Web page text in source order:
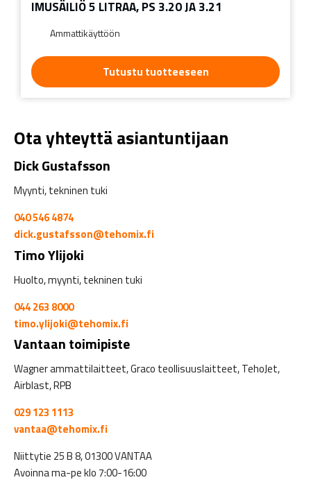
IMUSÄILIÖ 5 LITRAA, PS 3.20 JA 3.21
Ammattikäyttöön
Tutustu tuotteeseen
Ota yhteyttä asiantuntijaan
Dick Gustafsson
Myynti, tekninen tuki
040 546 4874
dick.gustafsson@tehomix.fi
Timo Ylijoki
Huolto, myynti, tekninen tuki
044 263 8000
timo.ylijoki@tehomix.fi
Vantaan toimipiste
Wagner ammattilaitteet, Graco teollisuuslaitteet, TehoJet,
Airblast, RPB
029 123 1113
vantaa@tehomix.fi
Niittytie 25 B 8, 01300 VANTAA
Avoinna ma-pe klo 7:00-16:00